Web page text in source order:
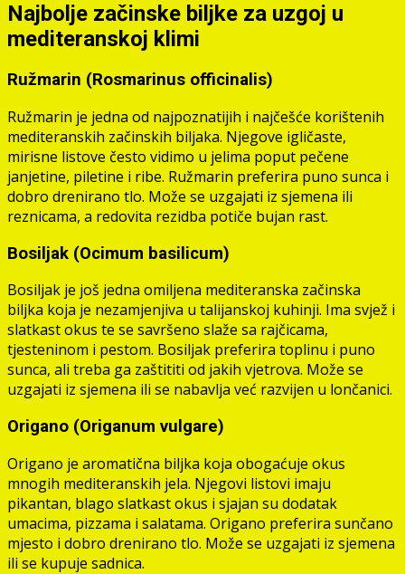
Najbolje začinske biljke za uzgoj u
mediteranskoj klimi
Ružmarin (Rosmarinus officinalis)
Ružmarin je jedna od najpoznatijih i najčešće korištenih
mediteranskih začinskih biljaka. Njegove igličaste,
mirisne listove često vidimo u jelima poput pečene
janjetine, piletine i ribe. Ružmarin preferira puno sunca i
dobro drenirano tlo. Može se uzgajati iz sjemena ili
reznicama, a redovita rezidba potiče bujan rast.
Bosiljak (Ocimum basilicum)
Bosiljak je još jedna omiljena mediteranska začinska
biljka koja je nezamjenjiva u talijanskoj kuhinji. Ima svjež i
slatkast okus te se savršeno slaže sa rajčicama,
tjesteninom i pestom. Bosiljak preferira toplinu i puno
sunca, ali treba ga zaštititi od jakih vjetrova. Može se
uzgajati iz sjemena ili se nabavlja već razvijen u lončanici.
Origano (Origanum vulgare)
Origano je aromatična biljka koja obogaćuje okus
mnogih mediteranskih jela. Njegovi listovi imaju
pikantan, blago slatkast okus i sjajan su dodatak
umacima, pizzama i salatama. Origano preferira sunčano
mjesto i dobro drenirano tlo. Može se uzgajati iz sjemena
ili se kupuje sadnica.